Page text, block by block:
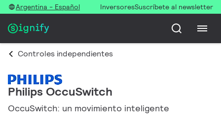
Argentina - Español InversoresSuscríbete al newsletter
Controles independientes
Philips OccuSwitch
OccuSwitch: un movimiento inteligente